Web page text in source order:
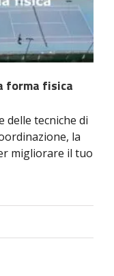
forma fisica
delle tecniche di
la
migliorare il tuo